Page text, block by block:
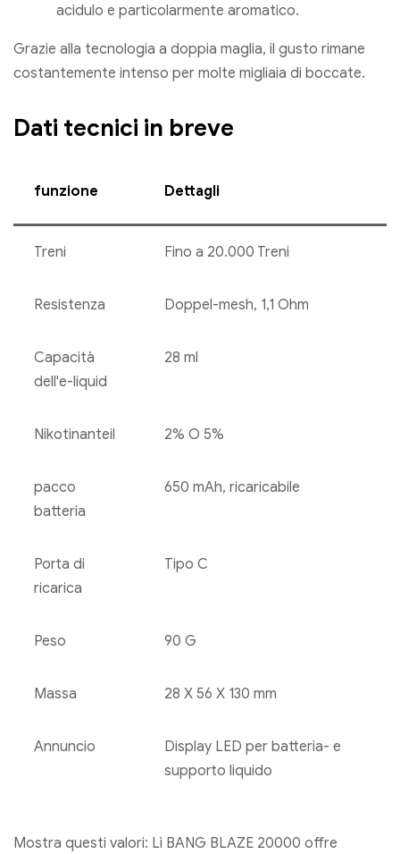
acidulo e particolarmente aromatico.
Grazie alla tecnologia a doppia maglia, il gusto rimane
costantemente intenso per molte migliaia di boccate.
Dati tecnici in breve
funzione Dettagli
Treni Fino a 20.000 Treni
Resistenza Doppel-mesh, 1,1 Ohm
Capacità
dell'e-liquid
28 ml
Nikotinanteil 2% O 5%
pacco
batteria
650 mAh, ricaricabile
Porta di
ricarica
Tipo C
Peso 90 G
Massa 28 X 56 X 130 mm
Annuncio
Display LED per batteria- e
supporto liquido
Mostra questi valori: Lì BANG BLAZE 20000 offre